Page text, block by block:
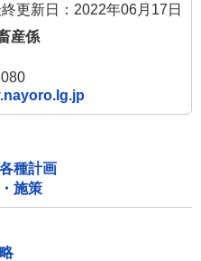
更新日：2022年06月17日
産係
種計画
施策